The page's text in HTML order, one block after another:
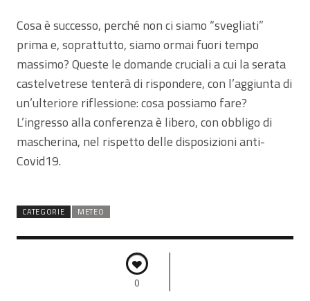
Cosa è successo, perché non ci siamo “svegliati”
prima e, soprattutto, siamo ormai fuori tempo
massimo? Queste le domande cruciali a cui la serata
castelvetrese tenterà di rispondere, con l’aggiunta di
un’ulteriore riflessione: cosa possiamo fare?
L’ingresso alla conferenza è libero, con obbligo di
mascherina, nel rispetto delle disposizioni anti-
Covid19.
CATEGORIE METEO
0